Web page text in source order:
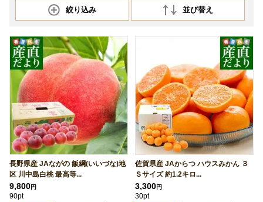
絞り込み 並び替え
長野県産 JAながの 飯綱(いいづな)地
区 川中島白桃 最高等...
9,800円
90pt
佐賀県産 JAからつ ハウスみかん ３
Ｓサイズ 約1.2キロ...
3,300円
30pt